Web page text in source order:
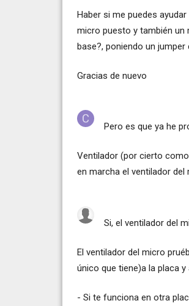
Haber si me puedes
micro puesto y también un
base?, poniendo un
Gracias de nuevo
Pero es que ya he
Ventilador (por cierto
en marcha el ventilador
Si, el ventilador del
El ventilador del micro
único que tiene)a la placa
- Si te funciona en otra